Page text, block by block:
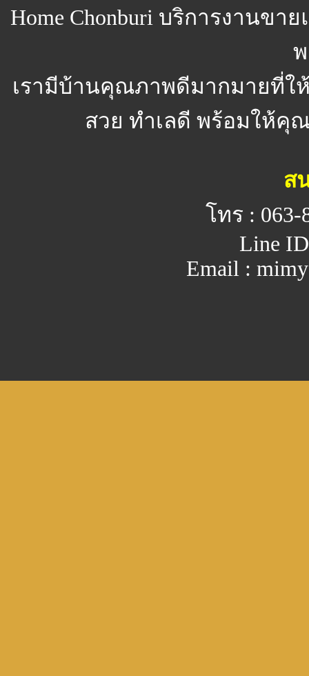
Home Chonburi บริการงานขา
เรามีบ้านคุณภาพดีมากมายที่ใ
สวย ทำเลดี พร้อมให้คุ
ส
โทร :
Line
Email :